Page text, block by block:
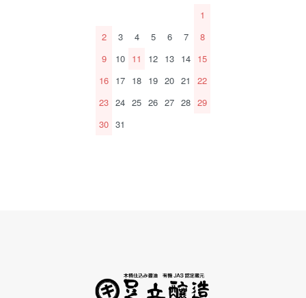
1
2
3 4 5 6 7
8
9
10 11 12 13 14 15
16 17 18 19 20 21
22
23 24 25 26 27 28 29
30 31